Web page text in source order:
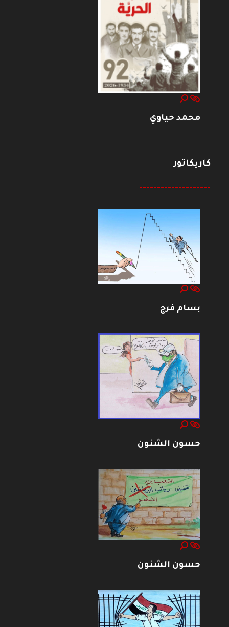
محمد حياوي
كاريكاتور
--------------------
بسام فرج
حسون الشنون
حسون الشنون